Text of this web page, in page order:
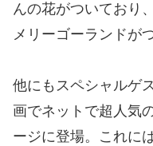
んの花がついており
メリーゴーランドが
他にもスペシャルゲ
画でネットで超人気
ージに登場。これに